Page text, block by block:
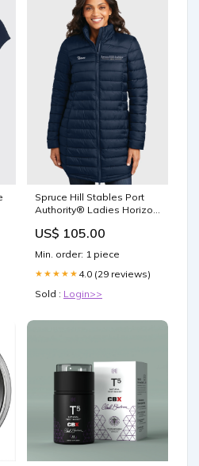
Spruce Hill Stables Port
Authority® Ladies Horizon
Color:Navy
US$ 105.00
Min. order: 1 piece
★★★★★ 4.0 (29 reviews)
Sold : Login>>